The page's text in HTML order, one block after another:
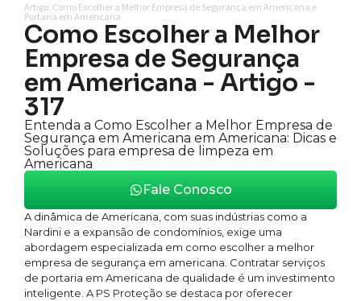
Artigo: Como Escolher a Melhor Empresa de Segurança em Americana e
Portaria em Americana
Como Escolher a Melhor
Empresa de Segurança
em Americana - Artigo -
317
Entenda a Como Escolher a Melhor Empresa de
Segurança em Americana em Americana: Dicas e
Soluções para empresa de limpeza em
Americana
Fale Conosco
A dinâmica de Americana, com suas indústrias como a
Nardini e a expansão de condomínios, exige uma
abordagem especializada em como escolher a melhor
empresa de segurança em americana. Contratar serviços
de portaria em Americana de qualidade é um investimento
inteligente. A PS Proteção se destaca por oferecer